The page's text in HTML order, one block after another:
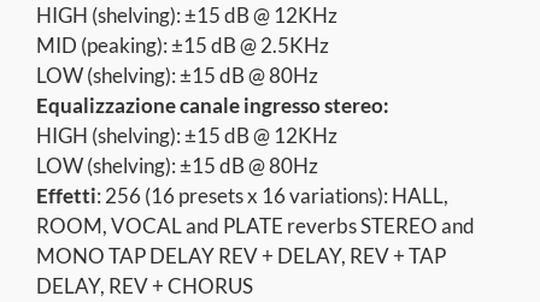
HIGH (shelving): ±15 dB @ 12KHz
MID (peaking): ±15 dB @ 2.5KHz
LOW (shelving): ±15 dB @ 80Hz
Equalizzazione canale ingresso stereo:
HIGH (shelving): ±15 dB @ 12KHz
LOW (shelving): ±15 dB @ 80Hz
Effetti: 256 (16 presets x 16 variations): HALL,
ROOM, VOCAL and PLATE reverbs STEREO and
MONO TAP DELAY REV + DELAY, REV + TAP
DELAY, REV + CHORUS